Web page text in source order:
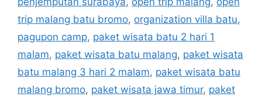
trip malang batu bromo, organization villa batu,
pagupon camp, paket wisata batu 2 hari 1
malam, paket wisata batu malang, paket wisata
batu malang 3 hari 2 malam, paket wisata batu
malang bromo, paket wisata jawa timur, paket